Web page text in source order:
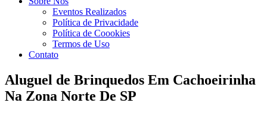
Eventos Realizados
Política de Privacidade
Política de Coookies
Termos de Uso
Contato
Aluguel de Brinquedos Em Cachoeirinha
Na Zona Norte De SP